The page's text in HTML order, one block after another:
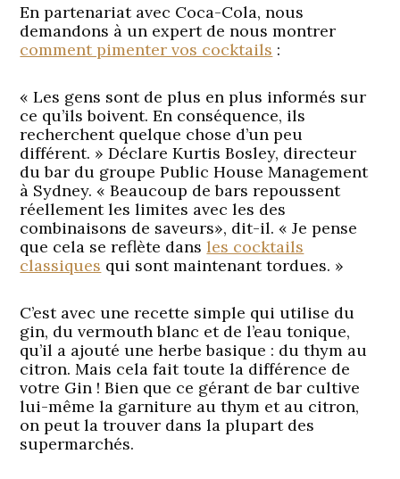
En partenariat avec Coca-Cola, nous
demandons à un expert de nous montrer
comment pimenter vos cocktails :
« Les gens sont de plus en plus informés sur
ce qu’ils boivent. En conséquence, ils
recherchent quelque chose d’un peu
différent. » Déclare Kurtis Bosley, directeur
du bar du groupe Public House Management
à Sydney. « Beaucoup de bars repoussent
réellement les limites avec les des
combinaisons de saveurs», dit-il. « Je pense
que cela se reflète dansles cocktails
classiques qui sont maintenant tordues. »
C’est avec une recette simple qui utilise du
gin, du vermouth blanc et de l’eau tonique,
qu’il a ajouté une herbe basique : du thym au
citron. Mais cela fait toute la différence de
votre Gin ! Bien que ce gérant de bar cultive
lui-même la garniture au thym et au citron,
on peut la trouver dans la plupart des
supermarchés.